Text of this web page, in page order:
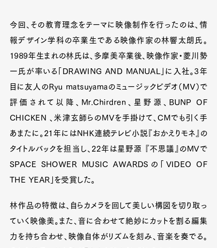
今回、その教育理念をテーマに映像制作を行ったのは、情
報デザイン学科の卒業生である映像作家の林響太朗氏。
1989年生まれの林氏は、多摩美卒業後、映像作家・菱川勢
一氏が率いる「DRAWING AND MANUAL」に入社。3年
目に友人のRyu matsuyamaのミュージックビデオ（MV）で
評価されて以降、Mr.Chirdren、星野源、BUNP OF
CHICKEN 、米津玄師らのMVを手掛けて、CMでも引く手
あまたに。21年にはNHK連続テレビ小説『おかえりモネ』の
タイトルバックを担当し、22年は星野源 『不思議』のMVで
SPACE SHOWER MUSIC AWARDSの「VIDEO OF
THE YEAR」を受賞した。
林作品の特徴は、自らカメラを回して美しい構図を切り取っ
ていく映像美。また、音に合わせて絶妙にカットを割る編集
力を持ち合わせ、映像自体がリズムを刻み、音楽を奏でる。